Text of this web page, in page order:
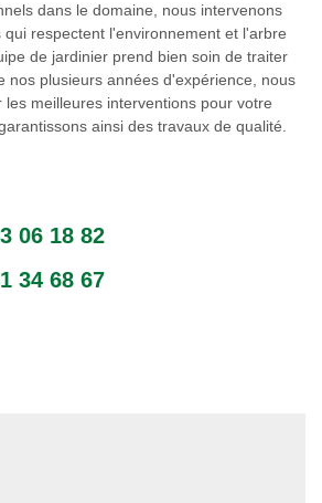
dans le domaine, nous intervenons
respectent l'environnement et l'arbre
de jardinier prend bien soin de traiter
nos plusieurs années d'expérience, nous
les meilleures interventions pour votre
ainsi des travaux de qualité.
06 18 82
34 68 67